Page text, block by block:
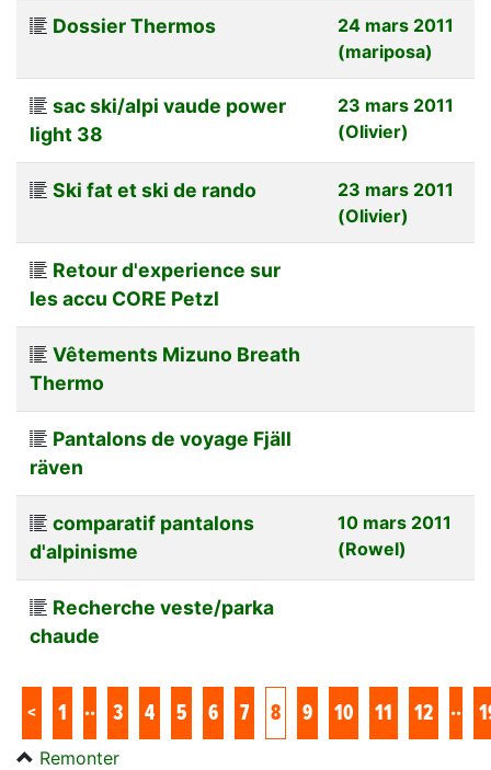
Dossier Thermos
24 mars 2011
(mariposa)
sac ski/alpi vaude power
light 38
23 mars 2011
(Olivier)
Ski fat et ski de rando
23 mars 2011
(Olivier)
Retour d'experience sur
les accu CORE Petzl
Vêtements Mizuno Breath
Thermo
Pantalons de voyage Fjäll
räven
comparatif pantalons
d'alpinisme
10 mars 2011
(Rowel)
Recherche veste/parka
chaude
< 1 .. 3 4 5 6 7 8 9 10 11 12 ..
Remonter